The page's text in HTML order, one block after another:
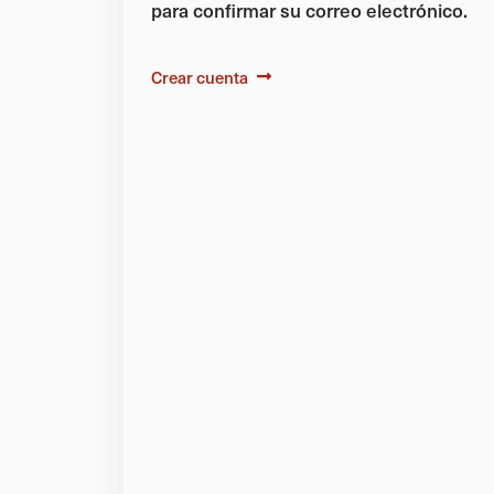
para confirmar su correo electrónico.
Crear cuenta